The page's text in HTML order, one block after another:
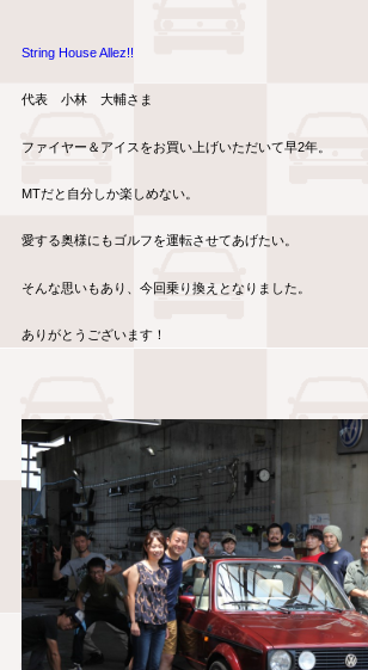
String House Allez!!
代表 小林 大輔さま
ファイヤー＆アイスをお買い上げいただいて早2年。
MTだと自分しか楽しめない。
愛する奥様にもゴルフを運転させてあげたい。
そんな思いもあり、今回乗り換えとなりました。
ありがとうございます！